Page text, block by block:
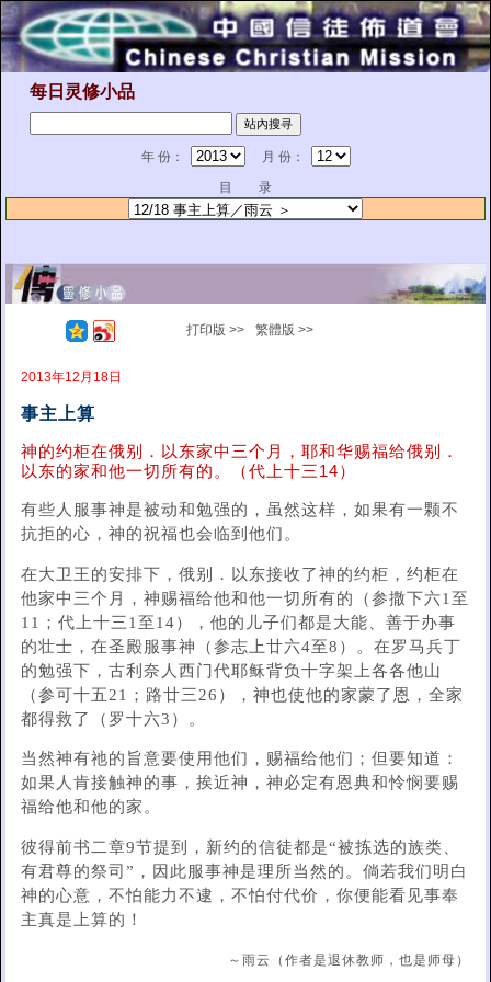
每日灵修小品
年 份：
月 份：
目 录
打印版 >> 繁體版 >>
2013年12月18日
事主上算
神的约柜在俄别．以东家中三个月，耶和华赐福给俄别．
以东的家和他一切所有的。（代上十三14）
有些人服事神是被动和勉强的，虽然这样，如果有一颗不
抗拒的心，神的祝福也会临到他们。
在大卫王的安排下，俄别．以东接收了神的约柜，约柜在
他家中三个月，神赐福给他和他一切所有的（参撒下六1至
11；代上十三1至14），他的​​儿子们都是大能、善于办事
的壮士，在圣殿服事神（参志上廿六4至8）。在罗马兵丁
的勉强下，古利奈人西门代耶稣背负十字架上各各他山
（参可十五21；路廿三26），神也使他的家蒙了恩，全家
都得救了（罗十六3）。
当然神有祂的旨意要使用他们，赐福给他们；但要知道：
如果人肯接触神的事，挨近神，神必定有恩典和怜悯要赐
福给他和他的家。
彼得前书二章9节提到，新约的信徒都是“被拣选的族类、
有君尊的祭司”，因此服事神是理所当然的。倘若我们明白
神的心意，不怕能力不逮，不怕付代价，你便能看见事奉
主真是上算的！
～雨云（作者是退休教师，也是师母）